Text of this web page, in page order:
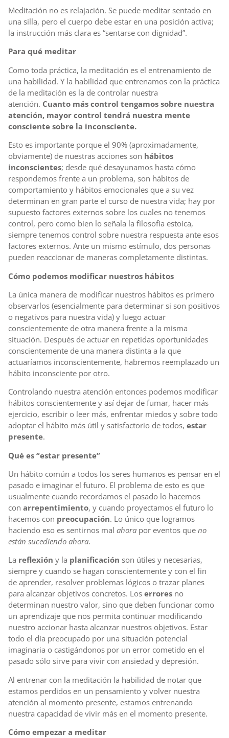
Meditación no es relajación. Se puede meditar sentado en
una silla, pero el cuerpo debe estar en una posición activa;
la instrucción más clara es “sentarse con dignidad”.
Para qué meditar
Como toda práctica, la meditación es el entrenamiento de
una habilidad. Y la habilidad que entrenamos con la práctica
de la meditación es la de controlar nuestra
atención. Cuanto más control tengamos sobre nuestra
atención, mayor control tendrá nuestra mente
consciente sobre la inconsciente.
Esto es importante porque el 90% (aproximadamente,
obviamente) de nuestras acciones son hábitos
inconscientes; desde qué desayunamos hasta cómo
respondemos frente a un problema, son hábitos de
comportamiento y hábitos emocionales que a su vez
determinan en gran parte el curso de nuestra vida; hay por
supuesto factores externos sobre los cuales no tenemos
control, pero como bien lo señala la filosofía estoica,
siempre tenemos control sobre nuestra respuesta ante esos
factores externos. Ante un mismo estímulo, dos personas
pueden reaccionar de maneras completamente distintas.
Cómo podemos modificar nuestros hábitos
La única manera de modificar nuestros hábitos es primero
observarlos (esencialmente para determinar si son positivos
o negativos para nuestra vida) y luego actuar
conscientemente de otra manera frente a la misma
situación. Después de actuar en repetidas oportunidades
conscientemente de una manera distinta a la que
actuaríamos inconscientemente, habremos reemplazado un
hábito inconsciente por otro.
Controlando nuestra atención entonces podemos modificar
hábitos conscientemente y así dejar de fumar, hacer más
ejercicio, escribir o leer más, enfrentar miedos y sobre todo
adoptar el hábito más útil y satisfactorio de todos, estar
presente.
Qué es “estar presente”
Un hábito común a todos los seres humanos es pensar en el
pasado e imaginar el futuro. El problema de esto es que
usualmente cuando recordamos el pasado lo hacemos
con arrepentimiento, y cuando proyectamos el futuro lo
hacemos con preocupación. Lo único que logramos
haciendo eso es sentirnos mal ahora por eventos que no
están sucediendo ahora.
La reflexión y la planificación son útiles y necesarias,
siempre y cuando se hagan conscientemente y con el fin
de aprender, resolver problemas lógicos o trazar planes
para alcanzar objetivos concretos. Los errores no
determinan nuestro valor, sino que deben funcionar como
un aprendizaje que nos permita continuar modificando
nuestro accionar hasta alcanzar nuestros objetivos. Estar
todo el día preocupado por una situación potencial
imaginaria o castigándonos por un error cometido en el
pasado sólo sirve para vivir con ansiedad y depresión.
Al entrenar con la meditación la habilidad de notar que
estamos perdidos en un pensamiento y volver nuestra
atención al momento presente, estamos entrenando
nuestra capacidad de vivir más en el momento presente.
Cómo empezar a meditar